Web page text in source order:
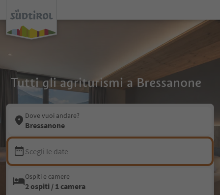
Tutti gli agriturismi a Bressanone
Dove vuoi andare?
Bressanone
Scegli le date
Ospiti e camere
2 ospiti / 1 camera